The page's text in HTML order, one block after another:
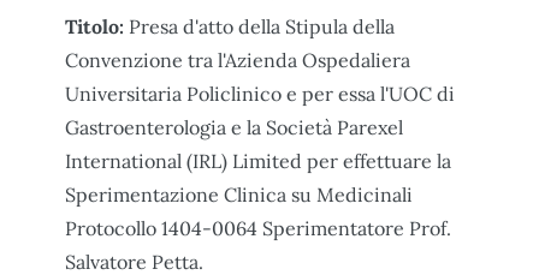
Titolo: Presa d'atto della Stipula della
Convenzione tra l'Azienda Ospedaliera
Universitaria Policlinico e per essa l'UOC di
Gastroenterologia e la Società Parexel
International (IRL) Limited per effettuare la
Sperimentazione Clinica su Medicinali
Protocollo 1404-0064 Sperimentatore Prof.
Salvatore Petta.